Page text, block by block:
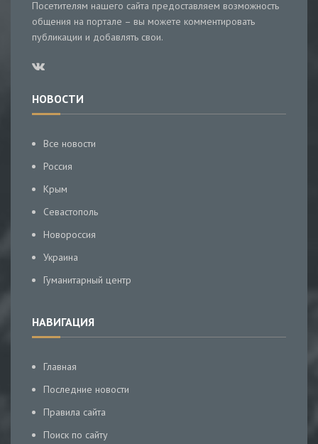
Посетителям нашего сайта предоставляем возможность
общения на портале – вы можете комментировать
публикации и добавлять свои.
НОВОСТИ
Все новости
Россия
Крым
Севастополь
Новороссия
Украина
Гуманитарный центр
НАВИГАЦИЯ
Главная
Последние новости
Правила сайта
Поиск по сайту